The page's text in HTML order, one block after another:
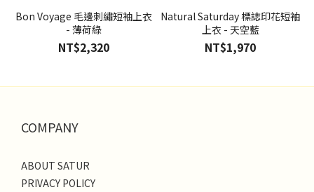
Bon Voyage 毛邊刺繡短袖上衣
- 薄荷綠
NT$2,320
Natural Saturday 標誌印花短袖
上衣 - 天空藍
NT$1,970
COMPANY
ABOUT SATUR
PRIVACY POLICY